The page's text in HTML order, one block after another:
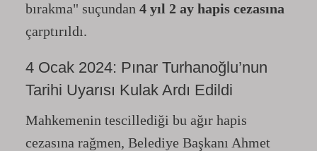
bırakma" suçundan 4 yıl 2 ay hapis cezasına
çarptırıldı.
4 Ocak 2024: Pınar Turhanoğlu’nun
Tarihi Uyarısı Kulak Ardı Edildi
Mahkemenin tescillediği bu ağır hapis
cezasına rağmen, Belediye Başkanı Ahmet